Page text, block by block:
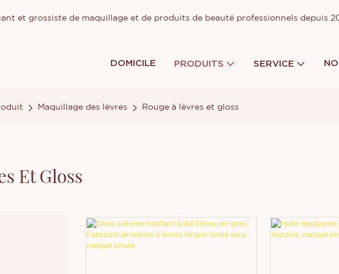
et grossiste de maquillage et de produits de beauté professionnels depuis
DOMICILE PRODUITS SERVICE
Maquillage des lèvres Rouge à lèvres et gloss
Et Gloss